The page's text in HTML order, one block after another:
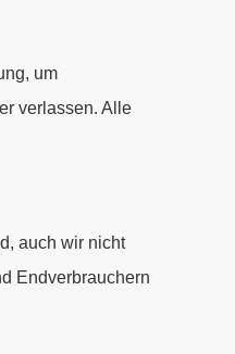
um
verlassen. Alle
auch wir nicht
Endverbrauchern